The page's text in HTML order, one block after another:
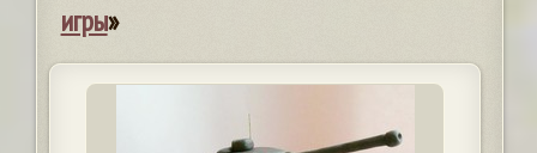
игры»